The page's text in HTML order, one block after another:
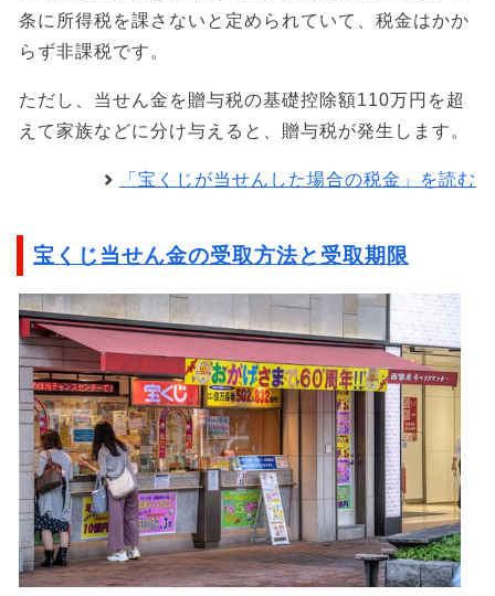
条に所得税を課さないと定められていて、税金はかか
らず非課税です。
ただし、当せん金を贈与税の基礎控除額110万円を超
えて家族などに分け与えると、贈与税が発生します。
「宝くじが当せんした場合の税金」を読む
宝くじ当せん金の受取方法と受取期限